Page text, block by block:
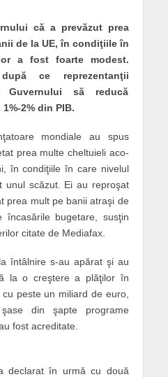
că a prevăzut prea
de la UE, în condiţiile în
a fost foarte modest.
ce reprezentanţii
să reducă
2% din PIB.
mon­diale au spus
prea multe cheltuieli aco­
în condiţiile în care nivelul
unul scăzut. Ei au reproşat
prea mult pe banii atraşi de
bugetare, susţin
citate de Mediafax.
întâlnire s-au apărat şi au
la o creştere a plăţilor în
peste un miliard de euro,
din şapte programe
fost acreditate.
declarat în ur­mă cu două